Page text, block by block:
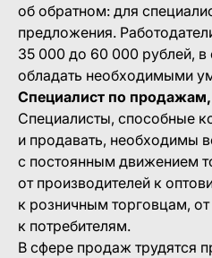
об обратном: для
предложения.
35 000 до 60 000 рублей, в
обладать необходимыми
Специалист по
Специалисты, способные
и продавать, необходимы
с постоянным движением
от производителей к
к розничным торговцам,
к потребителям.
В сфере продаж трудятся